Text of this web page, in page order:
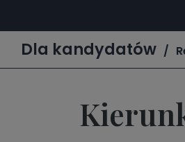
Dla kandydatów